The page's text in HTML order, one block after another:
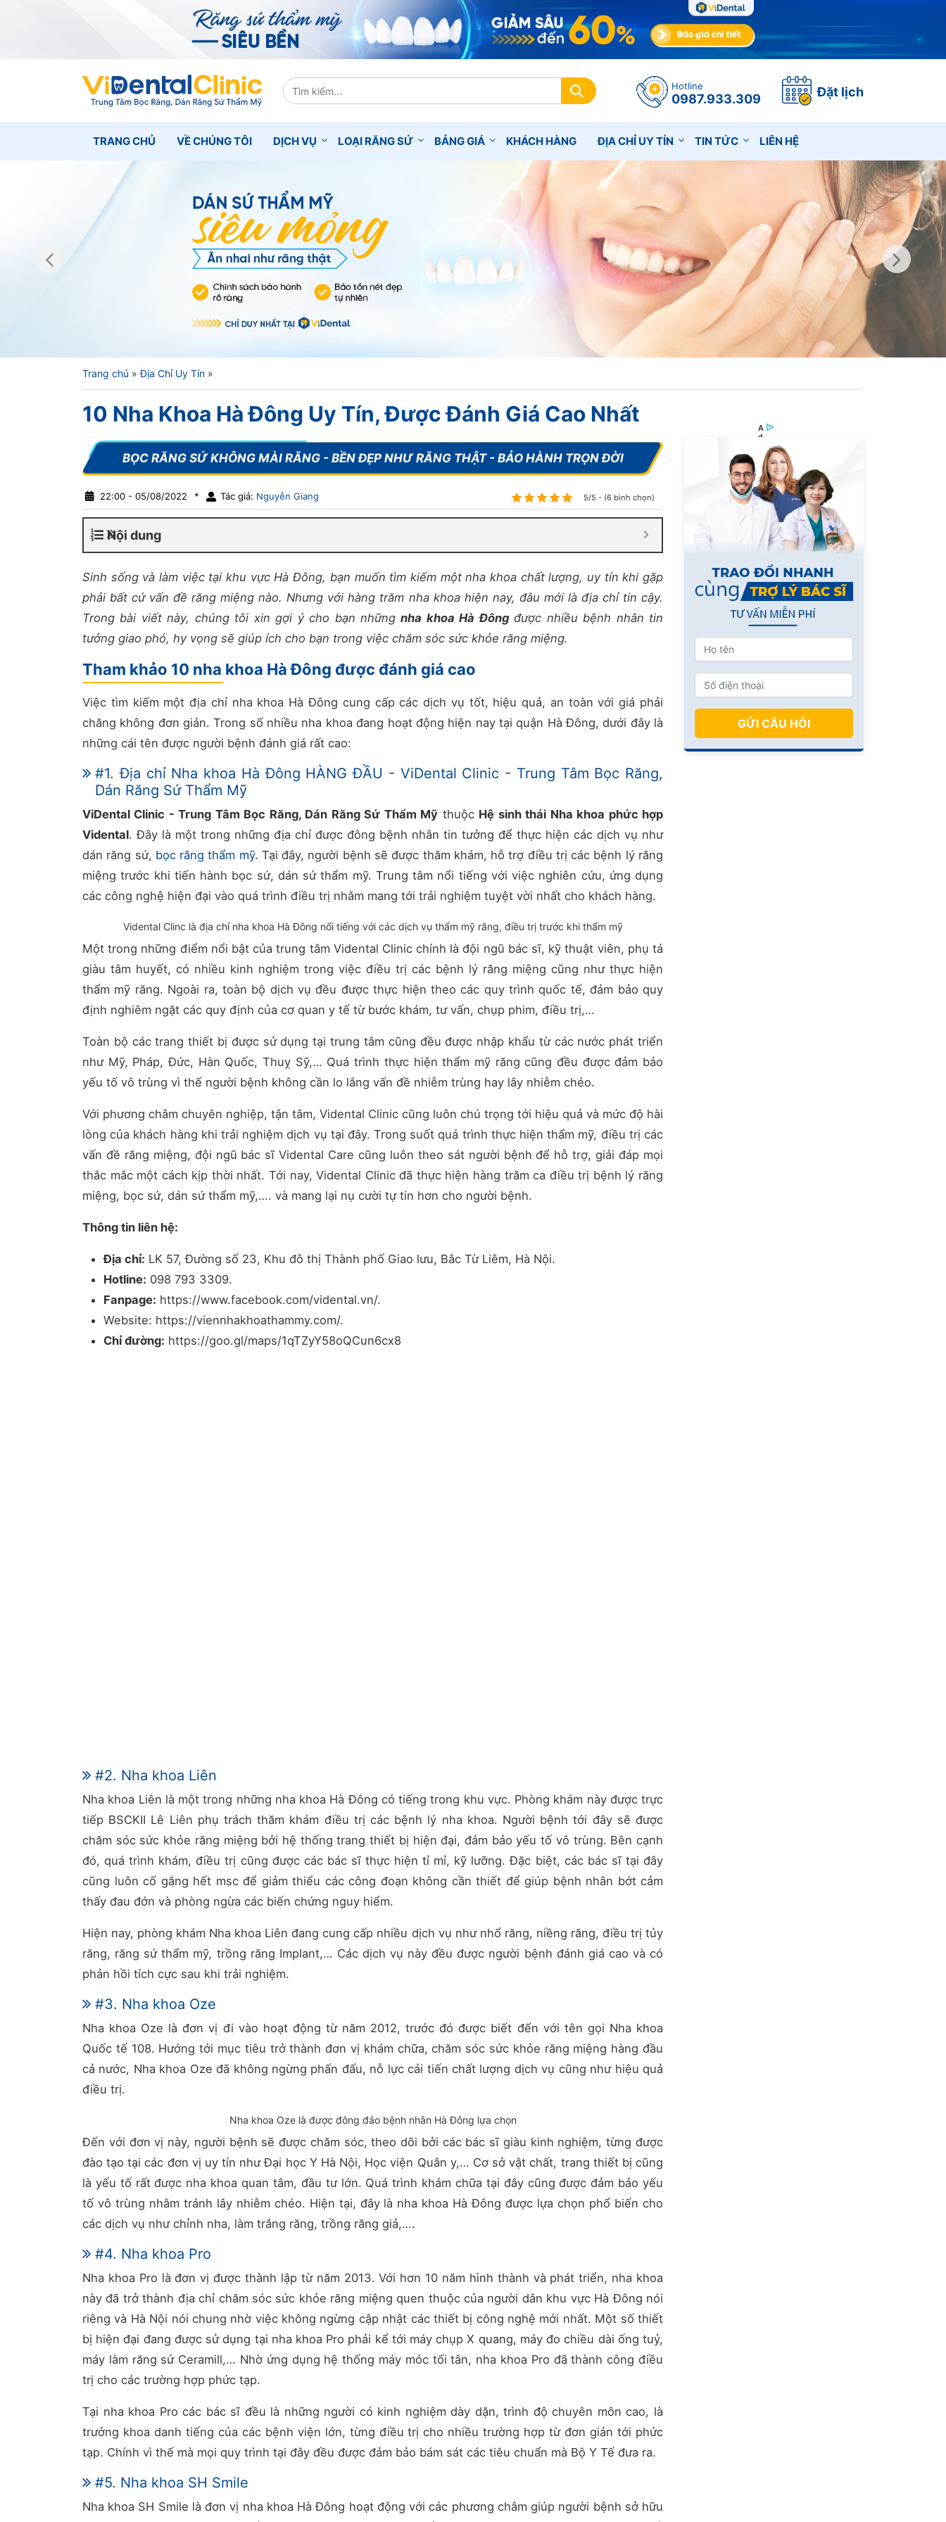
Hotline
0987.933.309 Đặt lịch
TRANG CHỦ VỀ CHÚNG TÔI DỊCH VỤ LOẠI RĂNG SỨ BẢNG GIÁ KHÁCH HÀNG ĐỊA CHỈ UY TÍN TIN TỨC LIÊN HỆ
Trang chủ »Địa Chỉ Uy Tín »
10 Nha Khoa Hà Đông Uy Tín, Được Đánh Giá Cao Nhất
22:00 - 05/08/2022 * Tác giả: Nguyễn Giang 5/5 - (6 bình chọn)
Nội dung
Sinh sống và làm việc tại khu vực Hà Đông, bạn muốn tìm kiếm một nha khoa chất lượng, uy tín khi gặp
phải bất cứ vấn đề răng miệng nào. Nhưng với hàng trăm nha khoa hiện nay, đâu mới là địa chỉ tin cậy.
Trong bài viết này, chúng tôi xin gợi ý cho bạn nhữngnha khoa Hà Đôngđược nhiều bệnh nhân tin
tưởng giao phó, hy vọng sẽ giúp ích cho bạn trong việc chăm sóc sức khỏe răng miệng.
Tham khảo 10 nha khoa Hà Đông được đánh giá cao
Việc tìm kiếm một địa chỉ nha khoa Hà Đông cung cấp các dịch vụ tốt, hiệu quả, an toàn với giá phải
chăng không đơn giản. Trong số nhiều nha khoa đang hoạt động hiện nay tại quận Hà Đông, dưới đây là
những cái tên được người bệnh đánh giá rất cao:
#1. Địa chỉ Nha khoa Hà Đông HÀNG ĐẦU - ViDental Clinic - Trung Tâm Bọc Răng,
Dán Răng Sứ Thẩm Mỹ
ViDental Clinic - Trung Tâm Bọc Răng, Dán Răng Sứ Thẩm Mỹ thuộc Hệ sinh thái Nha khoa phức hợp
Vidental. Đây là một trong những địa chỉ được đông bệnh nhân tin tưởng để thực hiện các dịch vụ như
dán răng sứ, bọc răng thẩm mỹ. Tại đây, người bệnh sẽ được thăm khám, hỗ trợ điều trị các bệnh lý răng
miệng trước khi tiến hành bọc sứ, dán sứ thẩm mỹ. Trung tâm nổi tiếng với việc nghiên cứu, ứng dụng
các công nghệ hiện đại vào quá trình điều trị nhằm mang tới trải nghiệm tuyệt vời nhất cho khách hàng.
Vidental Clinc là địa chỉ nha khoa Hà Đông nổi tiếng với các dịch vụ thẩm mỹ răng, điều trị trước khi thẩm mỹ
Một trong những điểm nổi bật của trung tâm Vidental Clinic chính là đội ngũ bác sĩ, kỹ thuật viên, phụ tá
giàu tâm huyết, có nhiều kinh nghiệm trong việc điều trị các bệnh lý răng miệng cũng như thực hiện
thẩm mỹ răng. Ngoài ra, toàn bộ dịch vụ đều được thực hiện theo các quy trình quốc tế, đảm bảo quy
định nghiêm ngặt các quy định của cơ quan y tế từ bước khám, tư vấn, chụp phim, điều trị,…
Toàn bộ các trang thiết bị được sử dụng tại trung tâm cũng đều được nhập khẩu từ các nước phát triển
như Mỹ, Pháp, Đức, Hàn Quốc, Thuỵ Sỹ,… Quá trình thực hiện thẩm mỹ răng cũng đều được đảm bảo
yếu tố vô trùng vì thế người bệnh không cần lo lắng vấn đề nhiễm trùng hay lây nhiễm chéo.
Với phương châm chuyên nghiệp, tận tâm, Vidental Clinic cũng luôn chú trọng tới hiệu quả và mức độ hài
lòng của khách hàng khi trải nghiệm dịch vụ tại đây. Trong suốt quá trình thực hiện thẩm mỹ, điều trị các
vấn đề răng miệng, đội ngũ bác sĩ Vidental Care cũng luôn theo sát người bệnh để hỗ trợ, giải đáp mọi
thắc mắc một cách kịp thời nhất. Tới nay, Vidental Clinic đã thực hiện hàng trăm ca điều trị bệnh lý răng
miệng, bọc sứ, dán sứ thẩm mỹ,…. và mang lại nụ cười tự tin hơn cho người bệnh.
Thông tin liên hệ:
Địa chỉ: LK 57, Đường số 23, Khu đô thị Thành phố Giao lưu, Bắc Từ Liêm, Hà Nội.
Hotline: 098 793 3309.
Fanpage: https://www.facebook.com/vidental.vn/.
Website: https://viennhakhoathammy.com/.
Chỉ đường: https://goo.gl/maps/1qTZyY58oQCun6cx8
#2. Nha khoa Liên
Nha khoa Liên là một trong những nha khoa Hà Đông có tiếng trong khu vực. Phòng khám này được trực
tiếp BSCKII Lê Liên phụ trách thăm khám điều trị các bệnh lý nha khoa. Người bệnh tới đây sẽ được
chăm sóc sức khỏe răng miệng bởi hệ thống trang thiết bị hiện đại, đảm bảo yếu tố vô trùng. Bên cạnh
đó, quá trình khám, điều trị cũng được các bác sĩ thực hiện tỉ mỉ, kỹ lưỡng. Đặc biệt, các bác sĩ tại đây
cũng luôn cố gắng hết msc để giảm thiểu các công đoạn không cần thiết để giúp bệnh nhân bớt cảm
thấy đau đớn và phòng ngừa các biến chứng nguy hiểm.
Hiện nay, phòng khám Nha khoa Liên đang cung cấp nhiều dịch vụ như nhổ răng, niềng răng, điều trị tủy
răng, răng sứ thẩm mỹ, trồng răng Implant,… Các dịch vụ này đều được người bệnh đánh giá cao và có
phản hồi tích cực sau khi trải nghiệm.
#3. Nha khoa Oze
Nha khoa Oze là đơn vị đi vào hoạt động từ năm 2012, trước đó được biết đến với tên gọi Nha khoa
Quốc tế 108. Hướng tới mục tiêu trở thành đơn vị khám chữa, chăm sóc sức khỏe răng miệng hàng đầu
cả nước, Nha khoa Oze đã không ngừng phấn đấu, nỗ lực cải tiến chất lượng dịch vụ cũng như hiệu quả
điều trị.
Nha khoa Oze là được đông đảo bệnh nhân Hà Đông lựa chọn
Đến với đơn vị này, người bệnh sẽ được chăm sóc, theo dõi bởi các bác sĩ giàu kinh nghiệm, từng được
đào tạo tại các đơn vị uy tín như Đại học Y Hà Nội, Học viện Quân y,… Cơ sở vật chất, trang thiết bị cũng
là yếu tố rất được nha khoa quan tâm, đầu tư lớn. Quá trình khám chữa tại đây cũng được đảm bảo yếu
tố vô trùng nhằm tránh lây nhiễm chéo. Hiện tại, đây là nha khoa Hà Đông được lựa chọn phổ biến cho
các dịch vụ như chỉnh nha, làm trắng răng, trồng răng giả,….
#4. Nha khoa Pro
Nha khoa Pro là đơn vị được thành lập từ năm 2013. Với hơn 10 năm hình thành và phát triển, nha khoa
này đã trở thành địa chỉ chăm sóc sức khỏe răng miệng quen thuộc của người dân khu vực Hà Đông nói
riêng và Hà Nội nói chung nhờ việc không ngừng cập nhật các thiết bị công nghệ mới nhất. Một số thiết
bị hiện đại đang được sử dụng tại nha khoa Pro phải kể tới máy chụp X quang, máy đo chiều dài ống tuỷ,
máy làm răng sứ Ceramill,… Nhờ ứng dụng hệ thống máy móc tối tân, nha khoa Pro đã thành công điều
trị cho các trường hợp phức tạp.
Tại nha khoa Pro các bác sĩ đều là những người có kinh nghiệm dày dặn, trình độ chuyên môn cao, là
trưởng khoa danh tiếng của các bệnh viện lớn, từng điều trị cho nhiều trường hợp từ đơn giản tới phức
tạp. Chính vì thế mà mọi quy trình tại đây đều được đảm bảo bám sát các tiêu chuẩn mà Bộ Y Tế đưa ra.
#5. Nha khoa SH Smile
Nha khoa SH Smile là đơn vị nha khoa Hà Đông hoạt động với các phương châm giúp người bệnh sở hữu
GỬI CÂU HỎI